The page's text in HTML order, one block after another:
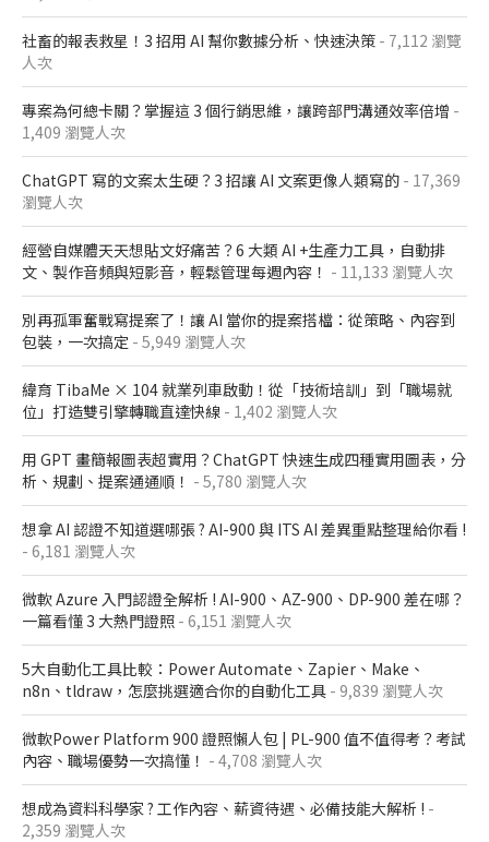
社畜的報表救星！3 招用 AI 幫你數據分析、快速決策 - 7,112 瀏覽
人次
專案為何總卡關？掌握這 3 個行銷思維，讓跨部門溝通效率倍增 -
1,409 瀏覽人次
ChatGPT 寫的文案太生硬？3 招讓 AI 文案更像人類寫的 - 17,369
瀏覽人次
經營自媒體天天想貼文好痛苦？6 大類 AI +生產力工具，自動排
文、製作音頻與短影音，輕鬆管理每週內容！ - 11,133 瀏覽人次
別再孤軍奮戰寫提案了！讓 AI 當你的提案搭檔：從策略、內容到
包裝，一次搞定 - 5,949 瀏覽人次
緯育 TibaMe × 104 就業列車啟動！從「技術培訓」到「職場就
位」打造雙引擎轉職直達快線 - 1,402 瀏覽人次
用 GPT 畫簡報圖表超實用？ChatGPT 快速生成四種實用圖表，分
析、規劃、提案通通順！ - 5,780 瀏覽人次
想拿 AI 認證不知道選哪張 ? AI-900 與 ITS AI 差異重點整理給你看 !
- 6,181 瀏覽人次
微軟 Azure 入門認證全解析​ ! AI-900、AZ-900、DP-900 差在哪？​
一篇看懂 3 大熱門證照​ - 6,151 瀏覽人次
5大自動化工具比較：Power Automate、Zapier、Make、
n8n、tldraw，怎麼挑選適合你的自動化工具 - 9,839 瀏覽人次
微軟Power Platform 900​ 證照懶人包​ | PL-900 值不值得考？考試
內容、職場優勢一次搞懂​！ - 4,708 瀏覽人次
想成為資料科學家 ? 工作內容、薪資待遇、必備技能大解析 ! -
2,359 瀏覽人次